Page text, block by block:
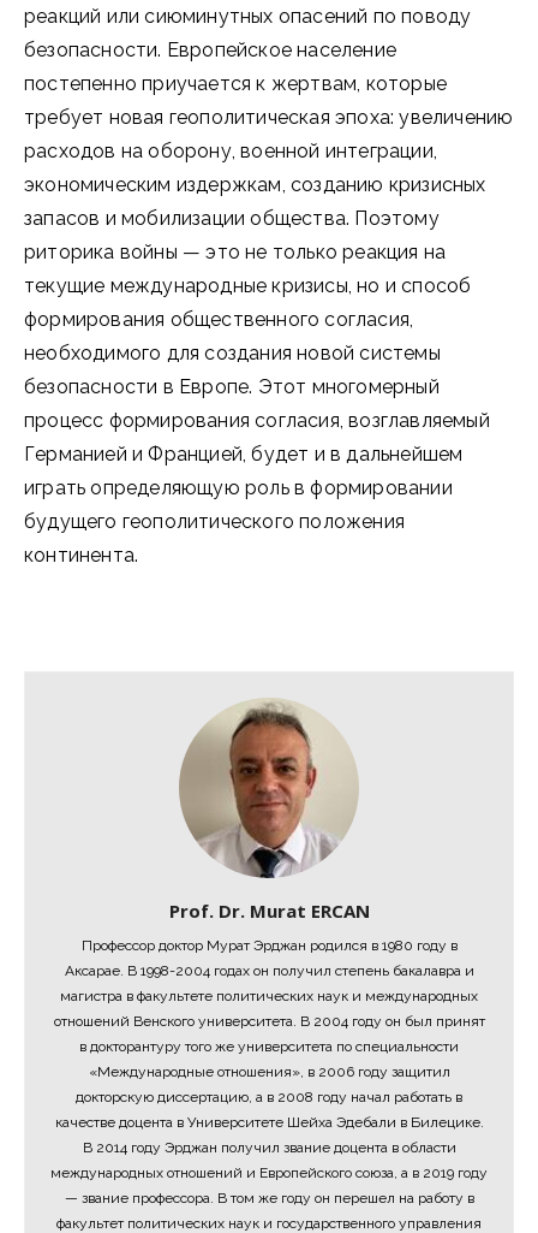
реакций или сиюминутных опасений по поводу
безопасности. Европейское население
постепенно приучается к жертвам, которые
требует новая геополитическая эпоха: увеличению
расходов на оборону, военной интеграции,
экономическим издержкам, созданию кризисных
запасов и мобилизации общества. Поэтому
риторика войны — это не только реакция на
текущие международные кризисы, но и способ
формирования общественного согласия,
необходимого для создания новой системы
безопасности в Европе. Этот многомерный
процесс формирования согласия, возглавляемый
Германией и Францией, будет и в дальнейшем
играть определяющую роль в формировании
будущего геополитического положения
континента.
Prof. Dr. Murat ERCAN
Профессор доктор Мурат Эрджан родился в 1980 году в
Аксарае. В 1998-2004 годах он получил степень бакалавра и
магистра в факультете политических наук и международных
отношений Венского университета. В 2004 году он был принят
в докторантуру того же университета по специальности
«Международные отношения», в 2006 году защитил
докторскую диссертацию, а в 2008 году начал работать в
качестве доцента в Университете Шейха Эдебали в Билецике.
В 2014 году Эрджан получил звание доцента в области
международных отношений и Европейского союза, а в 2019 году
— звание профессора. В том же году он перешел на работу в
факультет политических наук и государственного управления